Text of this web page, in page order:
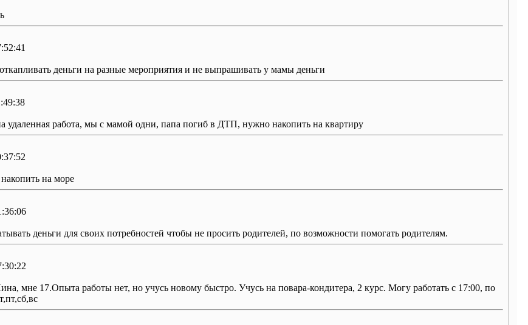
деньги на разные мероприятия и не выпрашивать у мамы деньги
удаленная работа, мы с мамой одни, папа погиб в ДТП, нужно накопить на квартиру
на море
деньги для своих потребностей чтобы не просить родителей, по возможности помогать родителям.
мне 17.Опыта работы нет, но учусь новому быстро. Учусь на повара-кондитера, 2 курс. Могу работать с 17:00, по